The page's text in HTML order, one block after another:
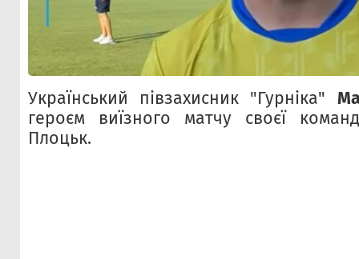
Український півзахисник "Гурніка"
героєм виїзного матчу своєї
Плоцьк.